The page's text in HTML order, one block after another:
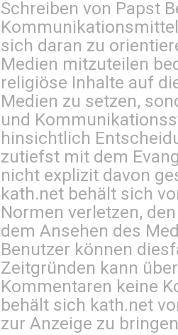
Schreiben von Papst
sich daran zu
Medien mitzuteilen
religiöse Inhalte auf
Medien zu setzen,
und
hinsichtlich
zutiefst mit dem
nicht explizit davon
kath.net behält sich
Normen verletzen,
dem Ansehen des
Benutzer können
Zeitgründen kann
Kommentaren keine
behält sich kath.net
zur Anzeige zu